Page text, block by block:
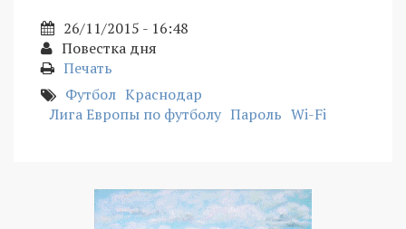
26/11/2015 - 16:48
Повестка дня
Печать
Футбол Краснодар
Лига Европы по футболу Пароль Wi-Fi